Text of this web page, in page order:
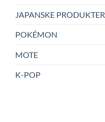
JAPANSKE PRODUKTER
POKÉMON
MOTE
K-POP